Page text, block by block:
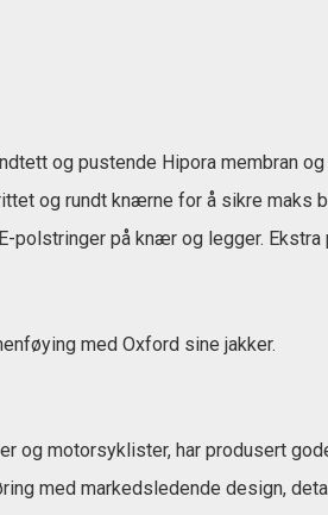
og pustende Hipora membran
og rundt knærne for å sikre maks
polstringer på knær og legger.
med Oxford sine jakker.
og motorsyklister, har produsert
med markedsledende design,